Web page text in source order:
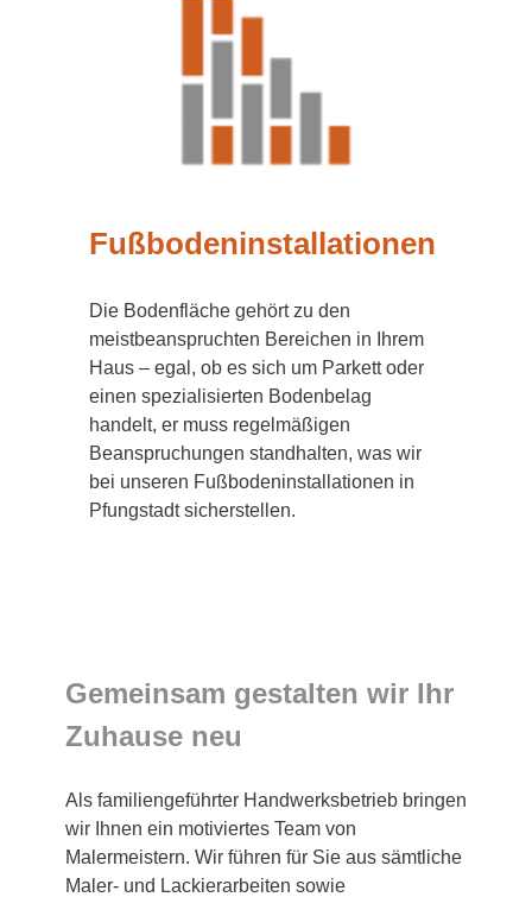
Fußbodeninstallationen
Die Bodenfläche gehört zu den
meistbeanspruchten Bereichen in Ihrem
Haus – egal, ob es sich um Parkett oder
einen spezialisierten Bodenbelag
handelt, er muss regelmäßigen
Beanspruchungen standhalten, was wir
bei unseren Fußbodeninstallationen in
Pfungstadt sicherstellen.
Gemeinsam gestalten wir Ihr
Zuhause neu
Als familiengeführter Handwerksbetrieb bringen
wir Ihnen ein motiviertes Team von
Malermeistern. Wir führen für Sie aus sämtliche
Maler- und Lackierarbeiten sowie